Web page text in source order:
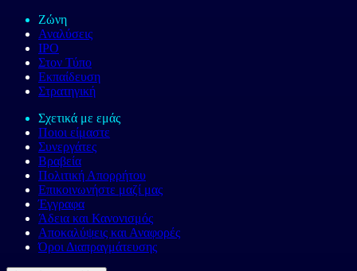
Ζώνη
Αναλύσεις
IPO
Στον Τύπο
Εκπαίδευση
Στρατηγική
Σχετικά με εμάς
Ποιοι είμαστε
Συνεργάτες
Βραβεία
Πολιτική Απορρήτου
Επικοινωνήστε μαζί μας
Έγγραφα
Άδεια και Κανονισμός
Αποκαλύψεις και Αναφορές
Όροι Διαπραγμάτευσης